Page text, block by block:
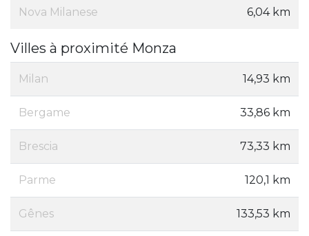
Nova Milanese 6,04 km
Villes à proximité Monza
Milan 14,93 km
Bergame 33,86 km
Brescia 73,33 km
Parme 120,1 km
Gênes 133,53 km